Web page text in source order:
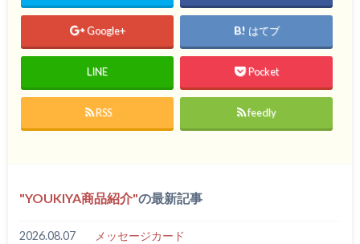
Google+ はてブ
LINE Pocket
RSS feedly
YOUKIYA商品紹介 の最新記事
2026.08.07 メッセージカード